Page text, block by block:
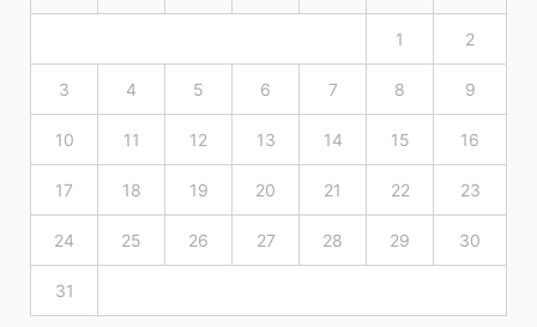
1 2
3 4 5 6 7 8 9
10 11 12 13 14 15 16
17 18 19 20 21 22 23
24 25 26 27 28 29 30
31